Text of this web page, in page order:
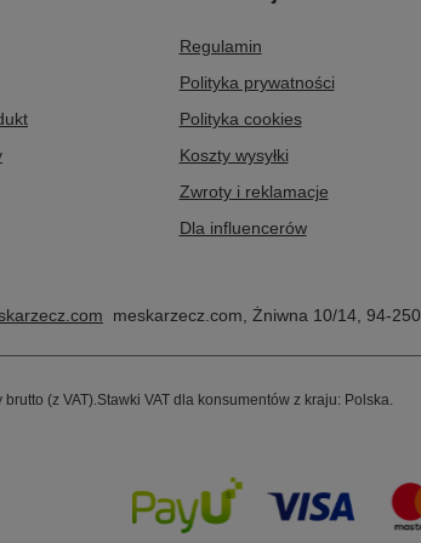
Regulamin
Polityka prywatności
Polityka cookies
Koszty wysyłki
Zwroty i reklamacje
Dla influencerów
meskarzecz.com Żniwna 10/14 94-250
(z VAT). Stawki VAT dla konsumentów z kraju: Polska